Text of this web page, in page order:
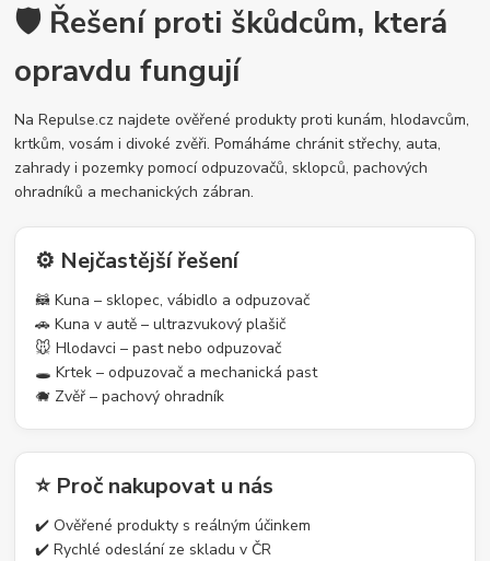
🛡️ Řešení proti škůdcům, která
opravdu fungují
Na Repulse.cz najdete ověřené produkty proti kunám, hlodavcům,
krtkům, vosám i divoké zvěři. Pomáháme chránit střechy, auta,
zahrady i pozemky pomocí odpuzovačů, sklopců, pachových
ohradníků a mechanických zábran.
⚙️ Nejčastější řešení
🦝 Kuna – sklopec, vábidlo a odpuzovač
🚗 Kuna v autě – ultrazvukový plašič
🐭 Hlodavci – past nebo odpuzovač
🕳️ Krtek – odpuzovač a mechanická past
🐗 Zvěř – pachový ohradník
⭐ Proč nakupovat u nás
✔️ Ověřené produkty s reálným účinkem
✔️ Rychlé odeslání ze skladu v ČR